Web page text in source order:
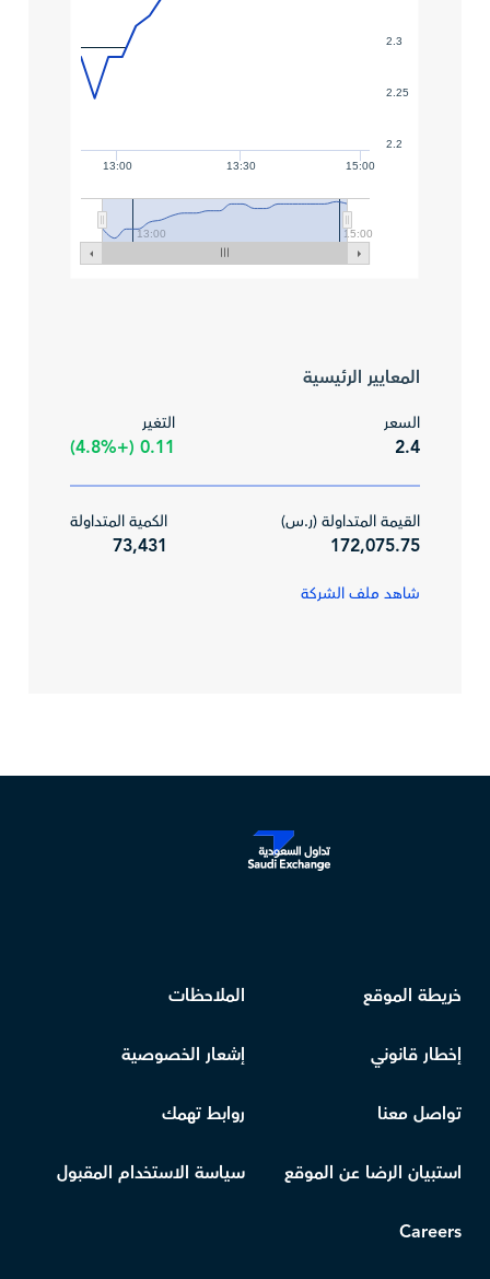
13:00 13:30 15:00
13:00 15:00
2.25
2.3
2.2
المعايير الرئيسية
السعر
2.4
التغير
0.11 (+4.8%)
القيمة المتداولة (ر.س)
172,075.75
الكمية المتداولة
73,431
شاهد ملف الشركة
خريطة الموقع الملاحظات
إخطار قانوني إشعار الخصوصية
تواصل معنا روابط تهمك
استبيان الرضا عن الموقع سياسة الاستخدام المقبول
Careers